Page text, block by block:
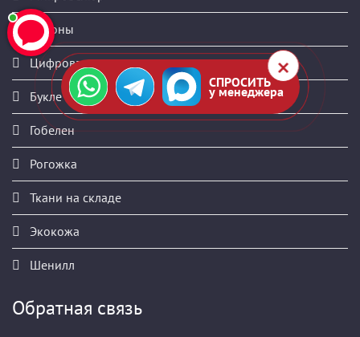
СПРОСИТЬ
у менеджера
Купоны
Цифровая печать
Букле
Гобелен
Рогожка
Ткани на складе
Экокожа
Шенилл
Обратная связь